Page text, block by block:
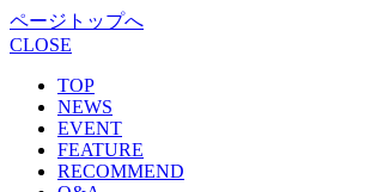
ページトップへ
CLOSE
TOP
NEWS
EVENT
FEATURE
RECOMMEND